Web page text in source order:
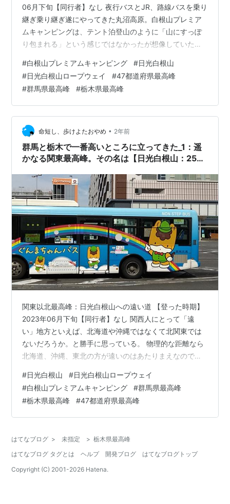
06月下旬【同行者】なし 夜行バスとJR、路線バスを乗り
継ぎ乗り継ぎ遂にやってきた丸沼高原。白根山プレミア
ムキャンピングは、テント泊登山のように「山にすっぽ
り包まれる」という感じではなかったが想像していたよ
る」という得難い体験だった。また参加したい。したい
けど遠い。
#白根山プレミアムキャンピング #日光白根山
#日光白根山ロープウェイ #47都道府県最高峰
#群馬県最高峰 #栃木県最高峰
命短し、歩けよたおやめ • 2年前
群馬と栃木で一番高いところに立ってきた_1：遥
かなる関東最高峰。その名は【日光白根山：2578
関東以北最高峰：日光白根山への遠い道 【登った時期】
2023年06月下旬【同行者】なし 関西人にとって「遠
い」地方といえば、北海道や沖縄ではなくて北関東では
ないだろうか。と勝手に思っている。 物理的な距離なら
北海道、沖縄、東北の方が遠いのはあたりまえなので、
る」が一番しっくりくるだろうか。
#日光白根山 #日光白根山ロープウェイ
#白根山プレミアムキャンピング #群馬県最高峰
#栃木県最高峰 #47都道府県最高峰
はてなブログ > 未指定 > 栃木県最高峰
はてなブログ タグとは
ヘルプ 開発ブログ
はてなブログトップ
Copyright (C) 2001-2026 Hatena.